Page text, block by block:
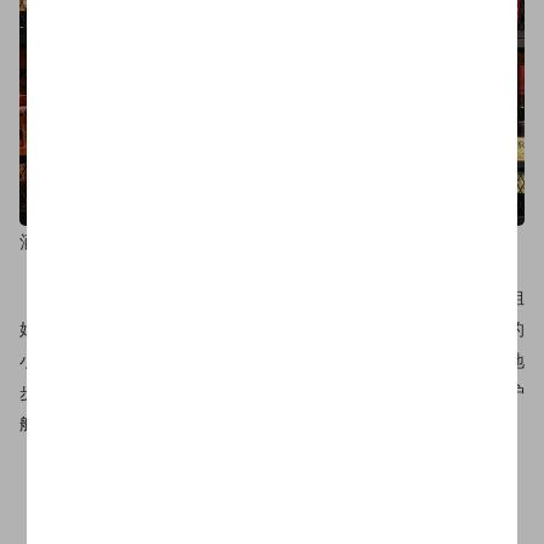
酒吧吧台
同时，我们还掌握了超2000人的演员资源，无论歌甜人美小姐
姐，高大帅气“小奶狗”，还是演技老道的大爷大妈，萌到血槽已空的
小盆友，都能为你找到～在道具配备上，已经到了“壕无人性”的地
步：劳斯莱斯、宾利、G63AMG安排得明明白白，有了它们保驾护
航，霸道总裁桥段才能演绎得更真实有木有？！